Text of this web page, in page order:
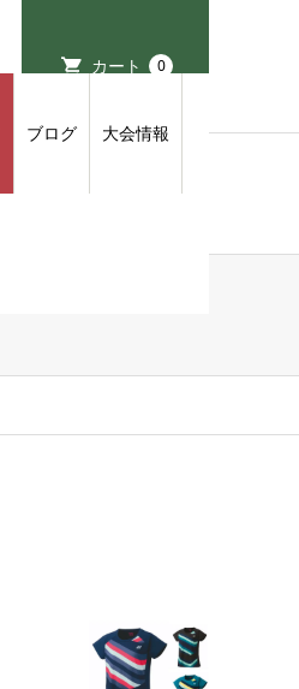
カート 0
ブログ 大会情報